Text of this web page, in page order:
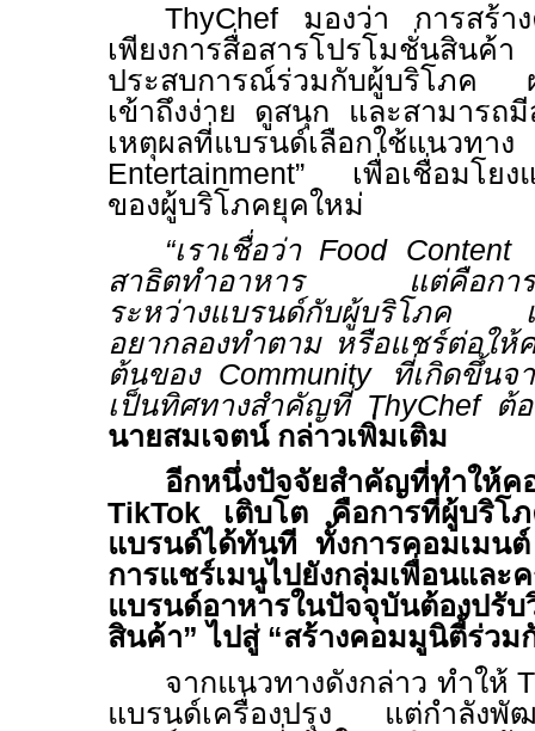
ThyChef มองว่า การสร้า
เพียงการสื่อสารโปรโมชั่น
ประสบการณ์ร่วมกับผู้บริโภค
เข้าถึงง่าย ดูสนุก และสามารถ
เหตุผลที่แบรนด์เลือกใช้แนวทา
Entertainment” เพื่อเชื่อมโย
ของผู้บริโภคยุคใหม่
“เราเชื่อว่า Food Content
สาธิตทำอาหาร แต่คือการส
ระหว่างแบรนด์กับผู้บริโภค เ
อยากลองทำตาม หรือแชร์ต่อใ
ต้นของ Community
ที่เกิดขึ้นจ
เป็นทิศทางสำคัญที่ ThyChef ต้
นายสมเจตน์ กล่าวเพิ่มเติม
อีกหนึ่งปัจจัยสำคัญที่ทำให้ค
TikTok เติบโต คือการที่ผู้บริโ
แบรนด์ได้ทันที ทั้งการคอมเมน
การแชร์เมนูไปยังกลุ่มเพื่อนแ
แบรนด์อาหารในปัจจุบันต้องป
สินค้า” ไปสู่ “สร้างคอมมูนิตี้ร่วม
จากแนวทางดังกล่าว ทำให้
แบรนด์เครื่องปรุง แต่กำลังพัฒ